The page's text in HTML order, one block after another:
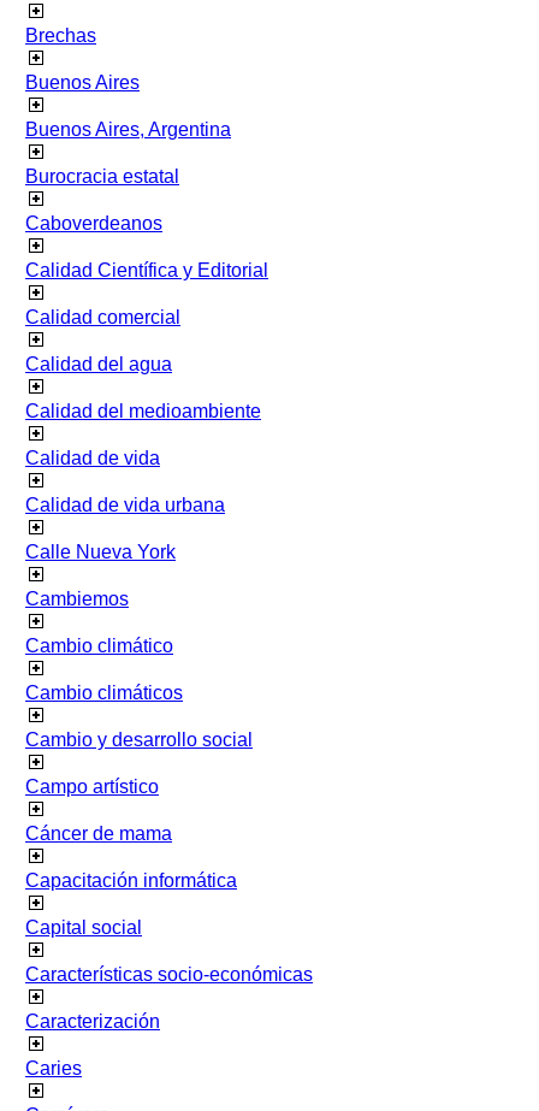
Brechas
Buenos Aires
Buenos Aires, Argentina
Burocracia estatal
Caboverdeanos
Calidad Científica y Editorial
Calidad comercial
Calidad del agua
Calidad del medioambiente
Calidad de vida
Calidad de vida urbana
Calle Nueva York
Cambiemos
Cambio climático
Cambio climáticos
Cambio y desarrollo social
Campo artístico
Cáncer de mama
Capacitación informática
Capital social
Características socio-económicas
Caracterización
Caries